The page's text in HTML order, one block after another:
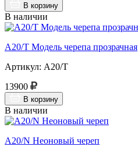
В корзину
В наличии
A20/T Модель черепа прозрачная
Артикул: A20/Т
13900
В корзину
В наличии
A20/N Неоновый череп